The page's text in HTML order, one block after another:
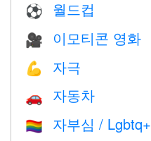
⚽ 월드컵
🎥 이모티콘 영화
💪 자극
🚗 자동차
🏳️‍🌈 자부심 / Lgbtq+